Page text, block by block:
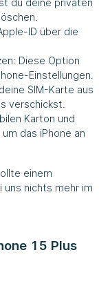
du deine privaten
ID über die
Diese Option
Einstellungen.
SIM-Karte aus
verschickst.
Karton und
das iPhone an
einem
uns nichts mehr im
15 Plus